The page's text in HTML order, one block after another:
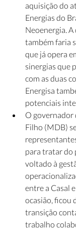
aquisição do
Energias do
Neoenergia.
também faria
que já opera
sinergias que
com as duas
Energisa
potenciais
O governador
Filho (MDB)
para tratar do
voltado à
entre a Casal
ocasião, ficou
transição
trabalho